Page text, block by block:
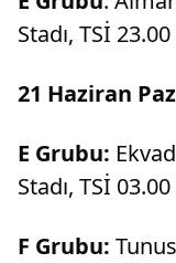
Stadı, TSİ 23.00
21 Haziran
E Grubu:
Stadı, TSİ 03.00
F Grubu: